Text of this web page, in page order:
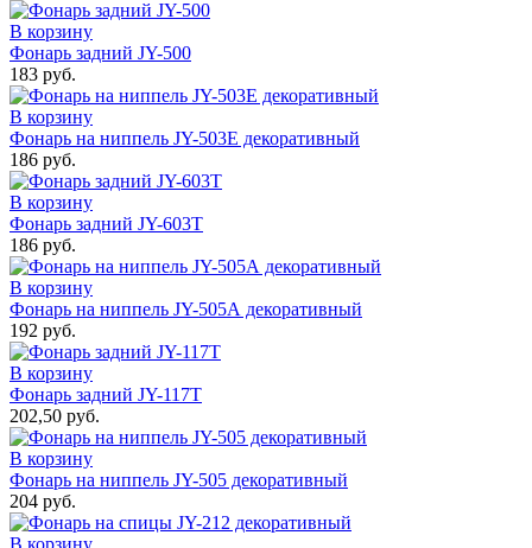
В корзину
Фонарь задний JY-500
183 руб.
В корзину
Фонарь на ниппель JY-503Е декоративный
186 руб.
В корзину
Фонарь задний JY-603Т
186 руб.
В корзину
Фонарь на ниппель JY-505А декоративный
192 руб.
В корзину
Фонарь задний JY-117Т
202,50 руб.
В корзину
Фонарь на ниппель JY-505 декоративный
204 руб.